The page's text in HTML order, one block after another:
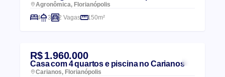
Agronômica, Florianópolis
4
3 2 Vagas 150m²
R$ 1.960.000
Casa com 4 quartos e piscina no Carianos
Carianos, Florianópolis